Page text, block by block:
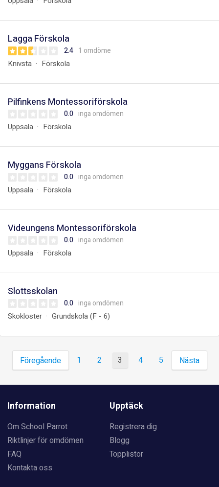
Lagga Förskola
2.4 1 omdöme
Knivsta Förskola
Pilfinkens Montessoriförskola
0.0 inga omdömen
Uppsala Förskola
Myggans Förskola
0.0 inga omdömen
Uppsala Förskola
Videungens Montessoriförskola
0.0 inga omdömen
Uppsala Förskola
Slottsskolan
0.0 inga omdömen
Skokloster Grundskola (F - 6)
Föregående 1 2 3 4 5 Nästa
Information
Om School Parrot
Riktlinjer för omdömen
FAQ
Kontakta oss
Upptäck
Registrera dig
Blogg
Topplistor